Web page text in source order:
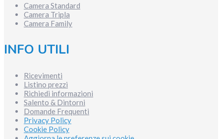
Camera Standard
Camera Tripla
Camera Family
INFO UTILI
Ricevimenti
Listino prezzi
Richiedi informazioni
Salento & Dintorni
Domande Frequenti
Privacy Policy
Cookie Policy